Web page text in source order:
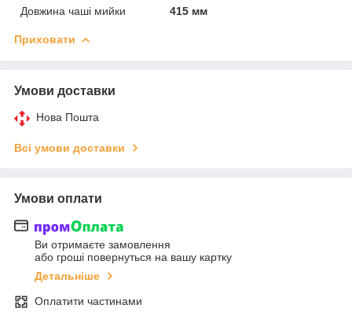
Довжина чаші мийки
415 мм
Приховати
Умови доставки
Нова Пошта
Всі умови доставки
Умови оплати
Ви отримаєте замовлення
або гроші повернуться на вашу картку
Детальніше
Оплатити частинами